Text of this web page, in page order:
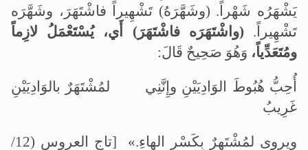
يَشْهَرُه شَهْراً. (وشَهَّرَهُ) تَشْهِيراً فاشْتَهَرَ، وشَهَّرَه
تَشْهِيراً. (واشْتَهَرَه فاشْتَهَرَ) أَي، يُسْتَعْمَلُ لازِماً
ومُتَعَدِّياً، وَهُوَ صَحِيحٌ قَالَ:
أُحِبُّ هُبُوطَ الوَادِيَيْنِ وإِنَّنِي لمُشْتَهَرٌ بالوَادِيَيْنِ
غَرِيبُ
ويروى لمُشْتَهِرٌ بِكَسْر الهاءِ.» [تاج العروس (12/